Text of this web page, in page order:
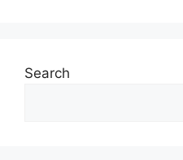
Search